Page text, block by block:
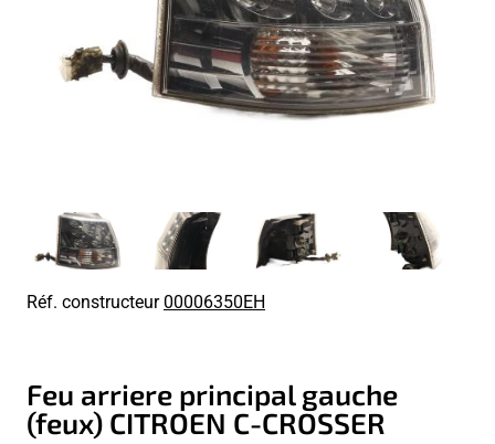
Réf. constructeur00006350EH
Feu arriere principal gauche
(feux) CITROEN C-CROSSER